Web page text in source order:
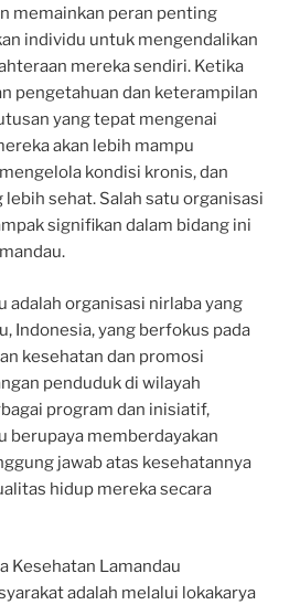
memainkan peran penting
individu untuk mengendalikan
mereka sendiri. Ketika
pengetahuan dan keterampilan
yang tepat mengenai
akan lebih mampu
kondisi kronis, dan
sehat. Salah satu organisasi
signifikan dalam bidang ini
adalah organisasi nirlaba yang
Indonesia, yang berfokus pada
kesehatan dan promosi
penduduk di wilayah
program dan inisiatif,
berupaya memberdayakan
jawab atas kesehatannya
hidup mereka secara
Kesehatan Lamandau
adalah melalui lokakarya